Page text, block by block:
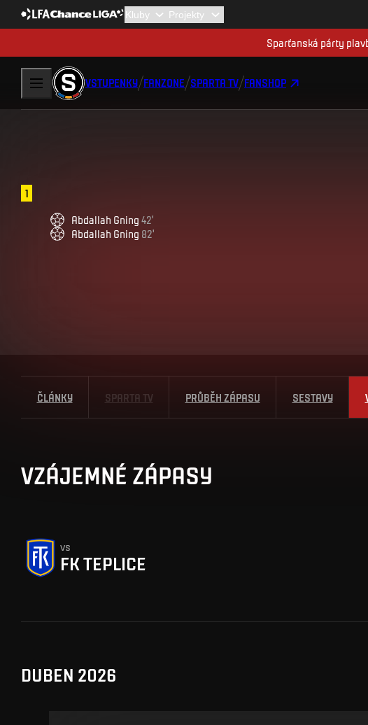
Sparťanská párty
VSTUPENKY FANZONE SPARTA TV FANSHOP
1
Abdallah Gning 42'
Abdallah Gning 82'
ČLÁNKY SPARTA TV PRŮBĚH ZÁPASU SESTAVY
VZÁJEMNÉ ZÁPASY
vs
FK TEPLICE
DUBEN 2026